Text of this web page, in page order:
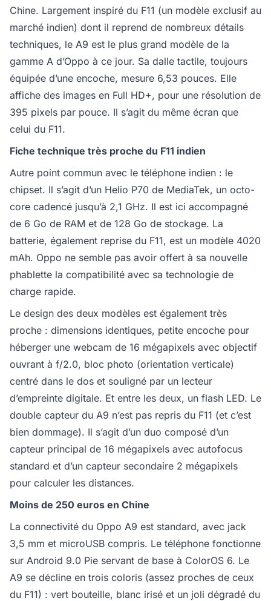
Chine. Largement inspiré du F11 (un modèle exclusif au
marché indien) dont il reprend de nombreux détails
techniques, le A9 est le plus grand modèle de la
gamme A d’Oppo à ce jour. Sa dalle tactile, toujours
équipée d’une encoche, mesure 6,53 pouces. Elle
affiche des images en Full HD+, pour une résolution de
395 pixels par pouce. Il s’agit du même écran que
celui du F11.
Fiche technique très proche du F11 indien
Autre point commun avec le téléphone indien : le
chipset. Il s’agit d’un Helio P70 de MediaTek, un octo-
core cadencé jusqu’à 2,1 GHz. Il est ici accompagné
de 6 Go de RAM et de 128 Go de stockage. La
batterie, également reprise du F11, est un modèle 4020
mAh. Oppo ne semble pas avoir offert à sa nouvelle
phablette la compatibilité avec sa technologie de
charge rapide.
Le design des deux modèles est également très
proche : dimensions identiques, petite encoche pour
héberger une webcam de 16 mégapixels avec objectif
ouvrant à f/2.0, bloc photo (orientation verticale)
centré dans le dos et souligné par un lecteur
d’empreinte digitale. Et entre les deux, un flash LED. Le
double capteur du A9 n’est pas repris du F11 (et c’est
bien dommage). Il s’agit d’un duo composé d’un
capteur principal de 16 mégapixels avec autofocus
standard et d’un capteur secondaire 2 mégapixels
pour calculer les distances.
Moins de 250 euros en Chine
La connectivité du Oppo A9 est standard, avec jack
3,5 mm et microUSB compris. Le téléphone fonctionne
sur Android 9.0 Pie servant de base à ColorOS 6. Le
A9 se décline en trois coloris (assez proches de ceux
du F11) : vert bouteille, blanc irisé et un joli dégradé du